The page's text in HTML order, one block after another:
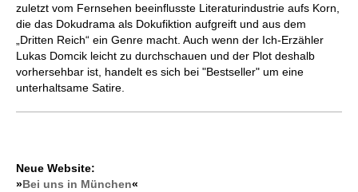
zuletzt vom Fernsehen beeinflusste Literaturindustrie aufs Korn,
die das Dokudrama als Dokufiktion aufgreift und aus dem
„Dritten Reich“ ein Genre macht. Auch wenn der Ich-Erzähler
Lukas Domcik leicht zu durchschauen und der Plot deshalb
vorhersehbar ist, handelt es sich bei "Bestseller" um eine
unterhaltsame Satire.
Neue Website:
»Bei uns in München«